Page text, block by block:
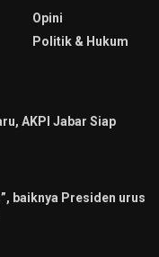
Opini
Politik & Hukum
AKPI Jabar Siap
baiknya Presiden urus